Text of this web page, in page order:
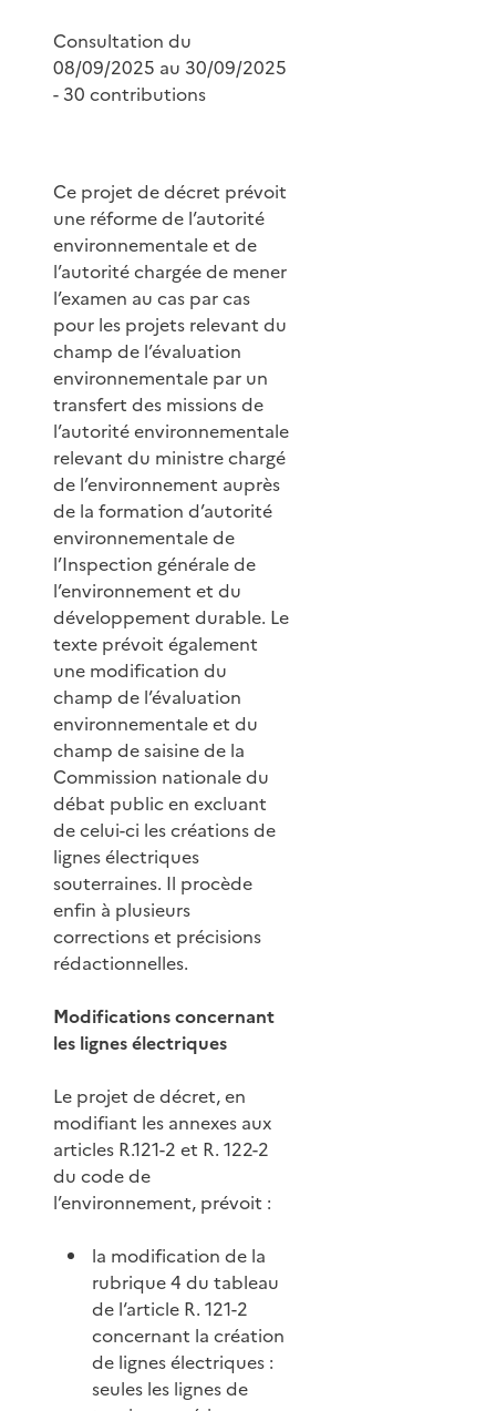
Consultation du
08/09/2025 au 30/09/2025
- 30 contributions
Ce projet de décret prévoit
une réforme de l’autorité
environnementale et de
l’autorité chargée de mener
l’examen au cas par cas
pour les projets relevant du
champ de l’évaluation
environnementale par un
transfert des missions de
l’autorité environnementale
relevant du ministre chargé
de l’environnement auprès
de la formation d’autorité
environnementale de
l’Inspection générale de
l’environnement et du
développement durable. Le
texte prévoit également
une modification du
champ de l’évaluation
environnementale et du
champ de saisine de la
Commission nationale du
débat public en excluant
de celui-ci les créations de
lignes électriques
souterraines. Il procède
enfin à plusieurs
corrections et précisions
rédactionnelles.
Modifications concernant
les lignes électriques
Le projet de décret, en
modifiant les annexes aux
articles R.121-2 et R. 122-2
du code de
l’environnement, prévoit :
la modification de la
rubrique 4 du tableau
de l‘article R. 121-2
concernant la création
de lignes électriques :
seules les lignes de